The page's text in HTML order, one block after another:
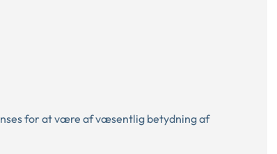
for at være af væsentlig betydning af